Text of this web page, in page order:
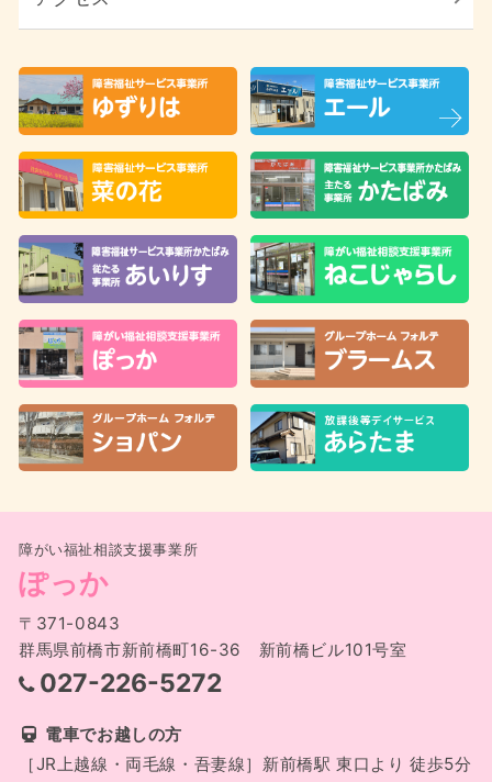
障がい福祉相談支援事業所
ぽっか
〒371-0843
群馬県前橋市新前橋町16-36 新前橋ビル101号室
027-226-5272
電車でお越しの方
［JR上越線・両毛線・吾妻線］新前橋駅 東口より 徒歩5分